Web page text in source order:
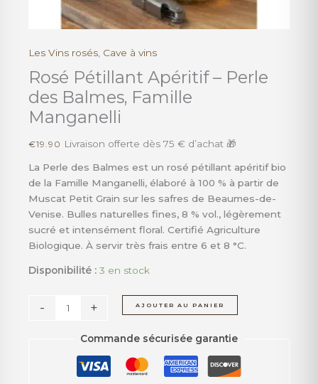
Les Vins rosés, Cave à vins
Rosé Pétillant Apéritif – Perle
des Balmes, Famille
Manganelli
€19.90 Livraison offerte dès 75 € d’achat 🎁
La Perle des Balmes est un rosé pétillant apéritif bio
de la Famille Manganelli, élaboré à 100 % à partir de
Muscat Petit Grain sur les safres de Beaumes-de-
Venise. Bulles naturelles fines, 8 % vol., légèrement
sucré et intensément floral. Certifié Agriculture
Biologique. À servir très frais entre 6 et 8 °C.
Disponibilité : 3 en stock
-
quantité
de
Rosé
Pétillant
Apéritif
Perle
des
Balmes,
Famille
Manganelli
+ AJOUTER AU PANIER
Commande sécurisée garantie